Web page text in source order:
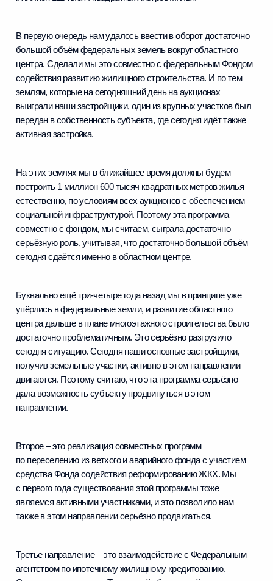
В первую очередь нам удалось ввести в оборот достаточно
большой объём федеральных земель вокруг областного
центра. Сделали мы это совместно с федеральным Фондом
содействия развитию жилищного строительства. И по тем
землям, которые на сегодняшний день на аукционах
выиграли наши застройщики, один из крупных участков был
передан в собственность субъекта, где сегодня идёт также
активная застройка.
На этих землях мы в ближайшее время должны будем
построить 1 миллион 600 тысяч квадратных метров жилья –
естественно, по условиям всех аукционов с обеспечением
социальной инфраструктурой. Поэтому эта программа
совместно с фондом, мы считаем, сыграла достаточно
серьёзную роль, учитывая, что достаточно большой объём
сегодня сдаётся именно в областном центре.
Буквально ещё три-четыре года назад мы в принципе уже
упёрлись в федеральные земли, и развитие областного
центра дальше в плане многоэтажного строительства было
достаточно проблематичным. Это серьёзно разгрузило
сегодня ситуацию. Сегодня наши основные застройщики,
получив земельные участки, активно в этом направлении
двигаются. Поэтому считаю, что эта программа серьёзно
дала возможность субъекту продвинуться в этом
направлении.
Второе – это реализация совместных программ
по переселению из ветхого и аварийного фонда с участием
средства Фонда содействия реформированию ЖКХ. Мы
с первого года существования этой программы тоже
являемся активными участниками, и это позволило нам
также в этом направлении серьёзно продвигаться.
Третье направление – это взаимодействие с Федеральным
агентством по ипотечному жилищному кредитованию.